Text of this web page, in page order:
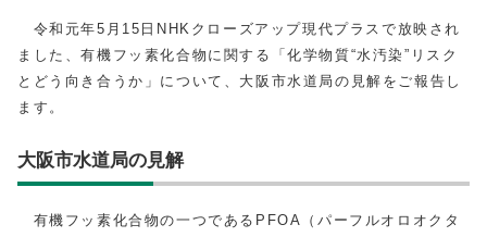
令和元年5月15日NHKクローズアップ現代プラスで放映され
ました、有機フッ素化合物に関する「化学物質“水汚染”リスク
とどう向き合うか」について、大阪市水道局の見解をご報告し
ます。
大阪市水道局の見解
有機フッ素化合物の一つであるPFOA（パーフルオロオクタ